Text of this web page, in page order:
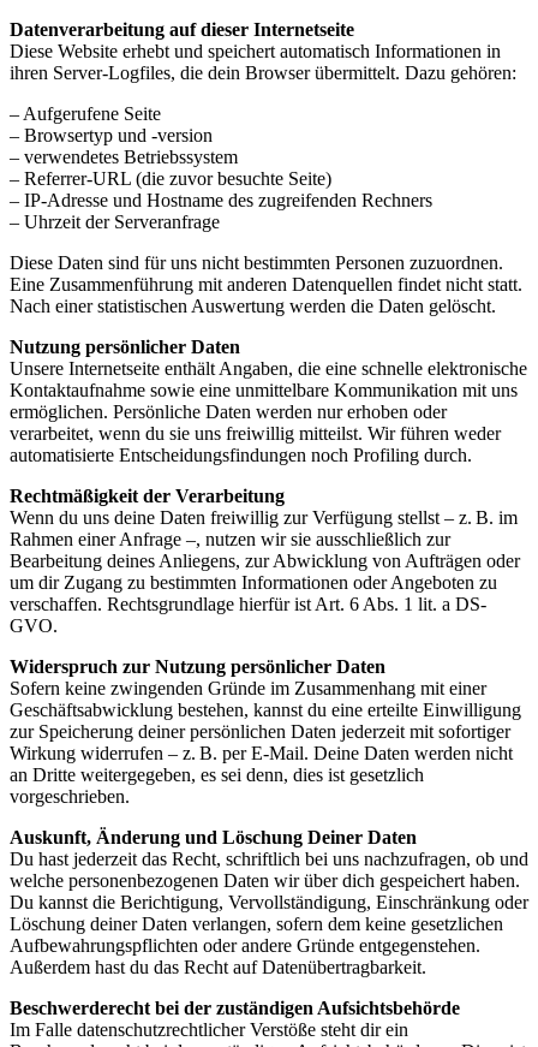
Datenverarbeitung auf dieser Internetseite
Diese Website erhebt und speichert automatisch Informationen in
ihren Server-Logfiles, die dein Browser übermittelt. Dazu gehören:
– Aufgerufene Seite
– Browsertyp und -version
– verwendetes Betriebssystem
– Referrer-URL (die zuvor besuchte Seite)
– IP-Adresse und Hostname des zugreifenden Rechners
– Uhrzeit der Serveranfrage
Diese Daten sind für uns nicht bestimmten Personen zuzuordnen.
Eine Zusammenführung mit anderen Datenquellen findet nicht statt.
Nach einer statistischen Auswertung werden die Daten gelöscht.
Nutzung persönlicher Daten
Unsere Internetseite enthält Angaben, die eine schnelle elektronische
Kontaktaufnahme sowie eine unmittelbare Kommunikation mit uns
ermöglichen. Persönliche Daten werden nur erhoben oder
verarbeitet, wenn du sie uns freiwillig mitteilst. Wir führen weder
automatisierte Entscheidungsfindungen noch Profiling durch.
Rechtmäßigkeit der Verarbeitung
Wenn du uns deine Daten freiwillig zur Verfügung stellst – z. B. im
Rahmen einer Anfrage –, nutzen wir sie ausschließlich zur
Bearbeitung deines Anliegens, zur Abwicklung von Aufträgen oder
um dir Zugang zu bestimmten Informationen oder Angeboten zu
verschaffen. Rechtsgrundlage hierfür ist Art. 6 Abs. 1 lit. a DS-
GVO.
Widerspruch zur Nutzung persönlicher Daten
Sofern keine zwingenden Gründe im Zusammenhang mit einer
Geschäftsabwicklung bestehen, kannst du eine erteilte Einwilligung
zur Speicherung deiner persönlichen Daten jederzeit mit sofortiger
Wirkung widerrufen – z. B. per E-Mail. Deine Daten werden nicht
an Dritte weitergegeben, es sei denn, dies ist gesetzlich
vorgeschrieben.
Auskunft, Änderung und Löschung Deiner Daten
Du hast jederzeit das Recht, schriftlich bei uns nachzufragen, ob und
welche personenbezogenen Daten wir über dich gespeichert haben.
Du kannst die Berichtigung, Vervollständigung, Einschränkung oder
Löschung deiner Daten verlangen, sofern dem keine gesetzlichen
Aufbewahrungspflichten oder andere Gründe entgegenstehen.
Außerdem hast du das Recht auf Datenübertragbarkeit.
Beschwerderecht bei der zuständigen Aufsichtsbehörde
Im Falle datenschutzrechtlicher Verstöße steht dir ein